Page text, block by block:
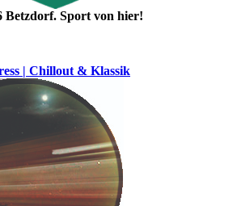
Betzdorf. Sport von hier!
| Chillout & Klassik